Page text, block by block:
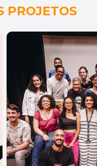
PROJETOS